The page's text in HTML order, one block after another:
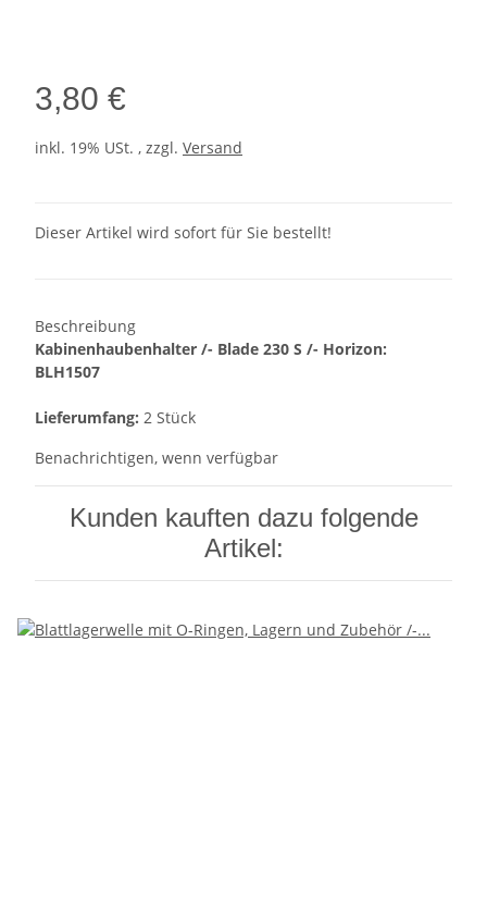
3,80 €
inkl. 19% USt. , zzgl. Versand
Dieser Artikel wird sofort für Sie bestellt!
Beschreibung
Kabinenhaubenhalter /- Blade 230 S /- Horizon:
BLH1507
Lieferumfang: 2 Stück
Benachrichtigen, wenn verfügbar
Kunden kauften dazu folgende
Artikel: